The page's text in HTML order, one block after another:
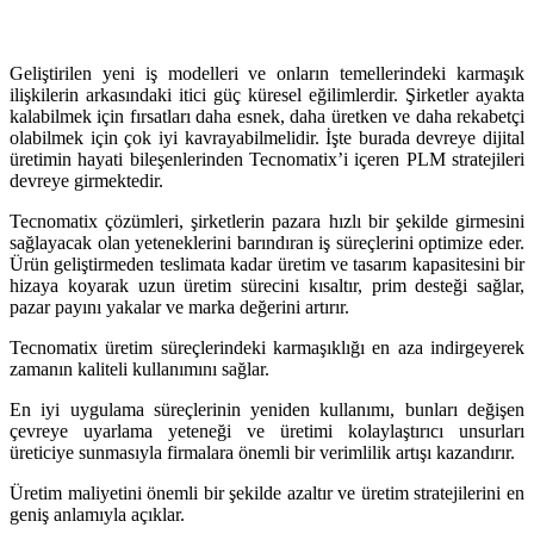
Geliştirilen yeni iş modelleri ve onların temellerindeki karmaşık
ilişkilerin arkasındaki itici güç küresel eğilimlerdir. Şirketler ayakta
kalabilmek için fırsatları daha esnek, daha üretken ve daha rekabetçi
olabilmek için çok iyi kavrayabilmelidir. İşte burada devreye dijital
üretimin hayati bileşenlerinden Tecnomatix’i içeren PLM stratejileri
devreye girmektedir.
Tecnomatix çözümleri, şirketlerin pazara hızlı bir şekilde girmesini
sağlayacak olan yeteneklerini barındıran iş süreçlerini optimize eder.
Ürün geliştirmeden teslimata kadar üretim ve tasarım kapasitesini bir
hizaya koyarak uzun üretim sürecini kısaltır, prim desteği sağlar,
pazar payını yakalar ve marka değerini artırır.
Tecnomatix üretim süreçlerindeki karmaşıklığı en aza indirgeyerek
zamanın kaliteli kullanımını sağlar.
En iyi uygulama süreçlerinin yeniden kullanımı, bunları değişen
çevreye uyarlama yeteneği ve üretimi kolaylaştırıcı unsurları
üreticiye sunmasıyla firmalara önemli bir verimlilik artışı kazandırır.
Üretim maliyetini önemli bir şekilde azaltır ve üretim stratejilerini en
geniş anlamıyla açıklar.